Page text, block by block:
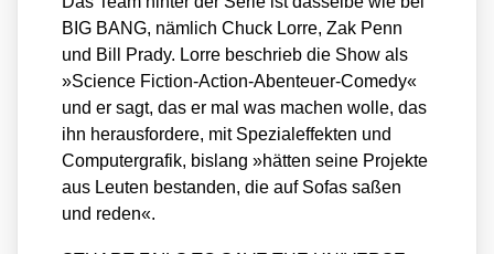
BIG BANG, näm­lich Chuck Lor­re, Zak Penn
und Bill Pra­dy. Lor­re beschrieb die Show als
»Sci­ence Fic­tion-Action-Aben­teu­er-Come­dy«
und er sagt, das er mal was machen wol­le, das
ihn her­aus­for­de­re, mit Spe­zi­al­ef­fek­ten und
Com­pu­ter­gra­fik, bis­lang »hät­ten sei­ne Pro­jek­te
aus Leu­ten bestan­den, die auf Sofas saßen
und reden«.